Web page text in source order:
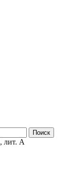
Поиск
лит. А